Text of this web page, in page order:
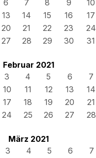
6 7 8 9
10
13 14 15 16
17
20 21 22 23
24
27 28 29 30 31
Februar 2021
3 4 5 6
7
10 11 12 13
14
17 18 19 20
21
24 25 26 27 28
März 2021
3 4 5 6
7